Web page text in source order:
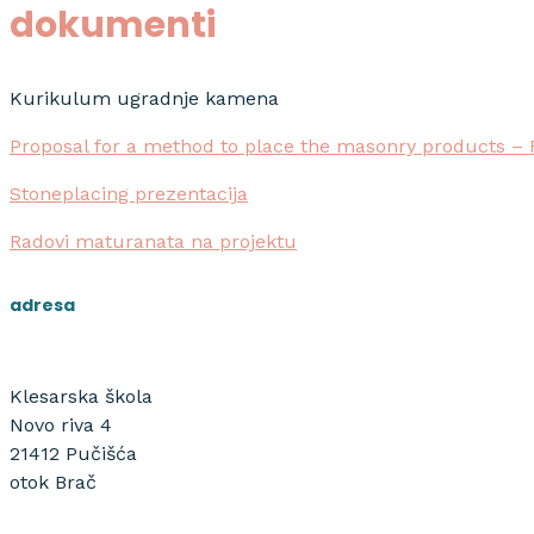
dokumenti
Kurikulum ugradnje kamena
Proposal for a method to place the masonry products –
Stoneplacing prezentacija
Radovi maturanata na projektu
adresa
Klesarska škola
Novo riva 4
21412 Pučišća
otok Brač